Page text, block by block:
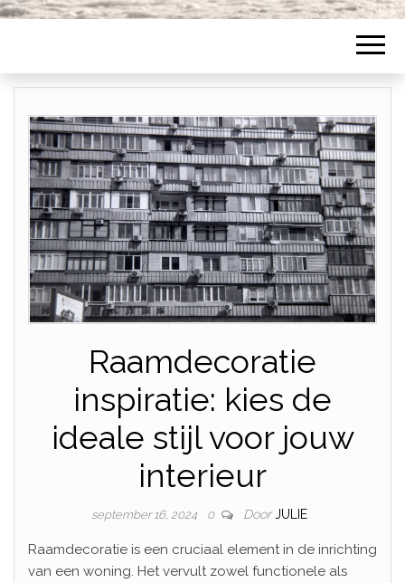
Raamdecoratie
inspiratie: kies de
ideale stijl voor jouw
interieur
september 16, 2024 0 Door JULIE
Raamdecoratie is een cruciaal element in de inrichting
van een woning. Het vervult zowel functionele als